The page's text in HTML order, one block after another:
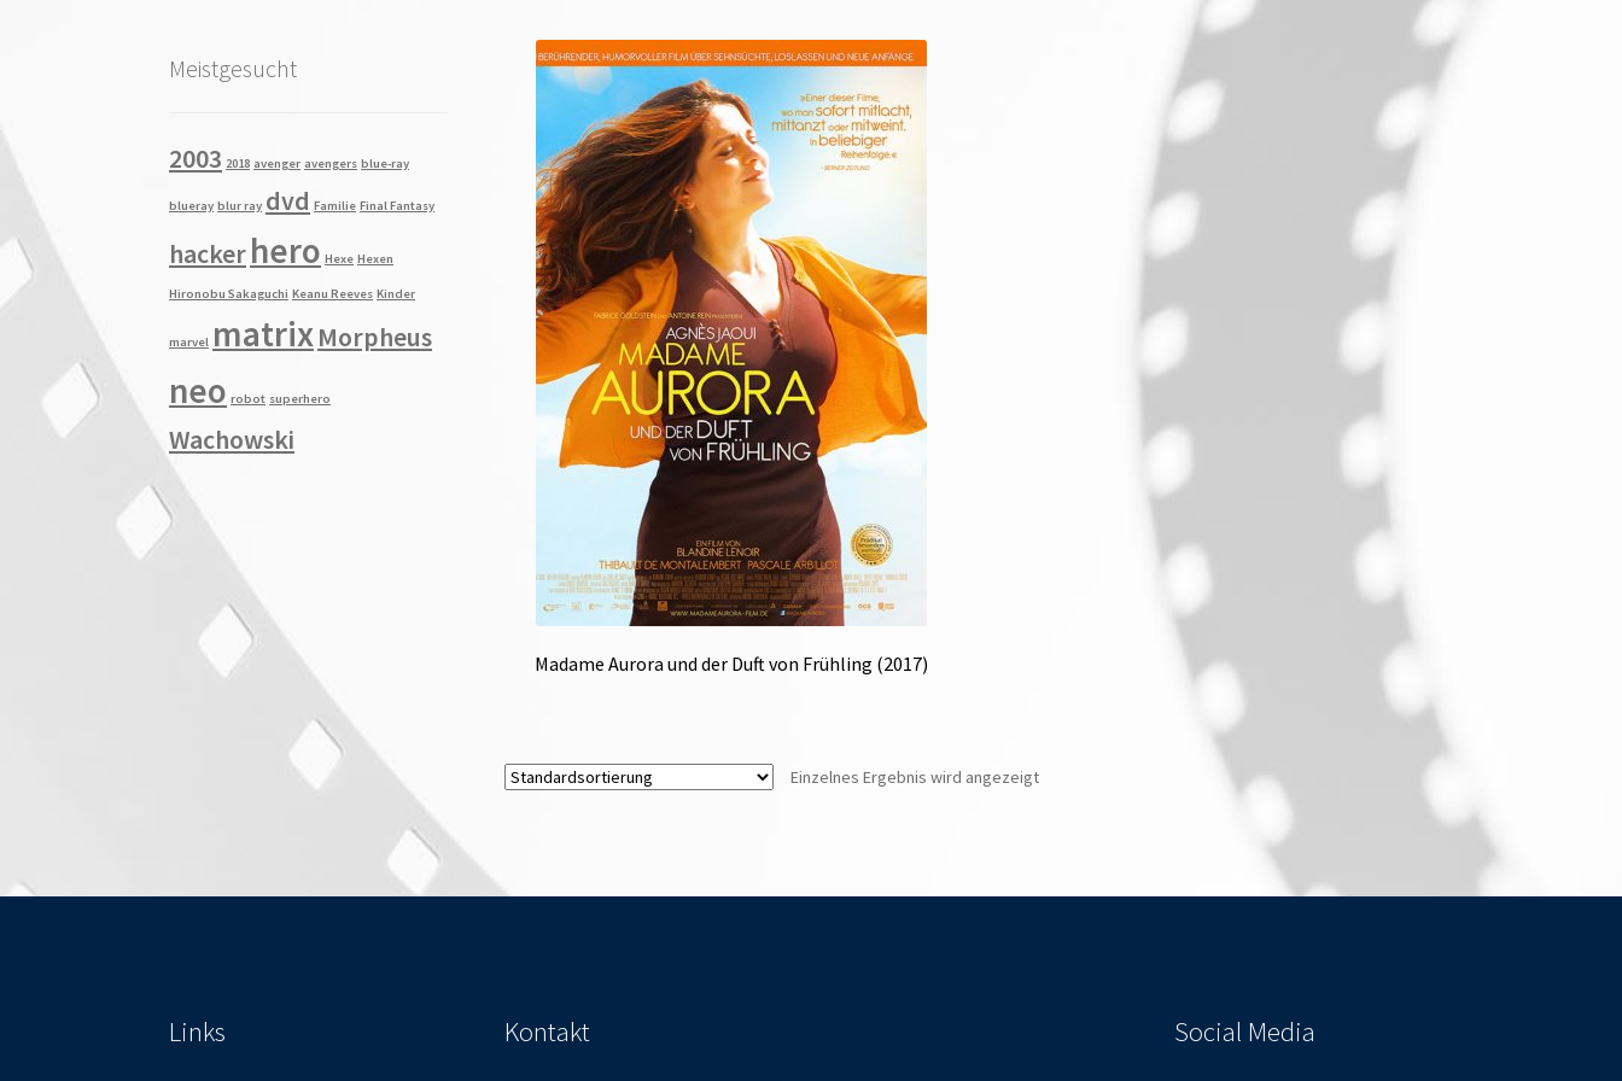
Madame Aurora und der Duft von Frühling (2017)
Einzelnes Ergebnis wird angezeigt
Meistgesucht
2003 2018 avenger avengers blue-ray
blueray blur ray dvd Familie Final Fantasy
hackerhero Hexe Hexen
Hironobu Sakaguchi Keanu Reeves Kinder
marvel matrixMorpheus
neo robot superhero
Wachowski
Links Kontakt Social Media